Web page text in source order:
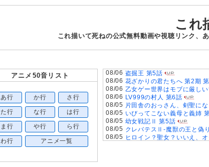
これ
これ描いて死ねの公式無料動画や視聴リンク、
アニメ50音リスト
あ行 か行 さ行
た行 な行 は行
ま行 や行 ら行
わ行 アニメ一覧
08/06 盗掘王 第5話
08/06 花ざかりの君たちへ 第2期
08/06 乙女ゲー世界はモブに厳し
08/06
LV999の村人 第6話
08/05
片田舎のおっさん、剣聖に
08/05 いびってこない義母と義姉
08/05 幼女戦記Ⅱ 第5話
08/05 クレバテスⅡ-魔獣の王と偽
08/05
ヒロイン？聖女？いいえ、